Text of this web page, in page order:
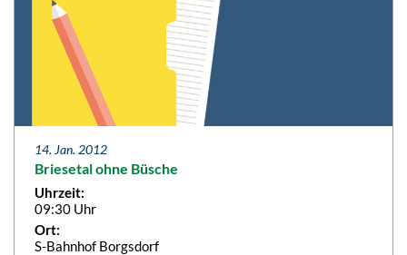
14. Jan. 2012
Briesetal ohne Büsche
Uhrzeit:
09:30 Uhr
Ort:
S-Bahnhof Borgsdorf